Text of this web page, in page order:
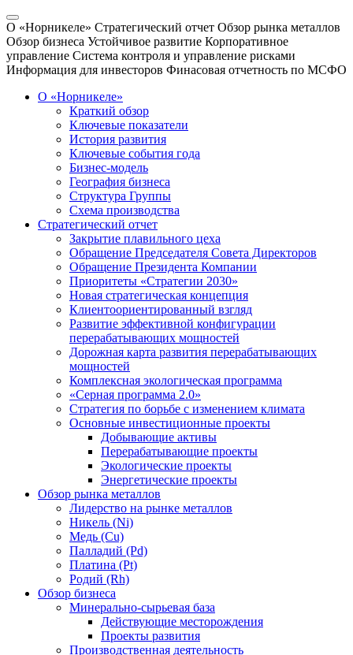
О «Норникеле» Стратегический отчет Обзор рынка металлов
Обзор бизнеса Устойчивое развитие Корпоративное
управление Система контроля и управление рисками
Информация для инвесторов Финасовая отчетность по МСФО
О «Норникеле»
Краткий обзор
Ключевые показатели
История развития
Ключевые события года
Бизнес-модель
География бизнеса
Структура Группы
Схема производства
Стратегический отчет
Закрытие плавильного цеха
Обращение Председателя Совета Директоров
Обращение Президента Компании
Приоритеты «Стратегии 2030»
Новая стратегическая концепция
Клиентоориентированный взгляд
Развитие эффективной конфигурации
перерабатывающих мощностей
Дорожная карта развития перерабатывающих
мощностей
Комплексная экологическая программа
«Серная программа 2.0»
Стратегия по борьбе с изменением климата
Основные инвестиционные проекты
Добывающие активы
Перерабатывающие проекты
Экологические проекты
Энергетические проекты
Обзор рынка металлов
Лидерство на рынке металлов
Никель (Ni)
Медь (Cu)
Палладий (Pd)
Платина (Pt)
Родий (Rh)
Обзор бизнеса
Минерально-сырьевая база
Действующие месторождения
Проекты развития
Производственная деятельность